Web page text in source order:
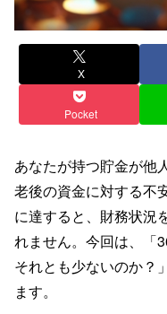
X
Pocket
あなたが持つ貯金が他
老後の資金に対する不
に達すると、財務状況
れません。今回は、「
それとも少ないのか？
ます。